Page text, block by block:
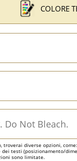
COLORE
troverai diverse opzioni,
testi (posizionamento/
sono limitate.